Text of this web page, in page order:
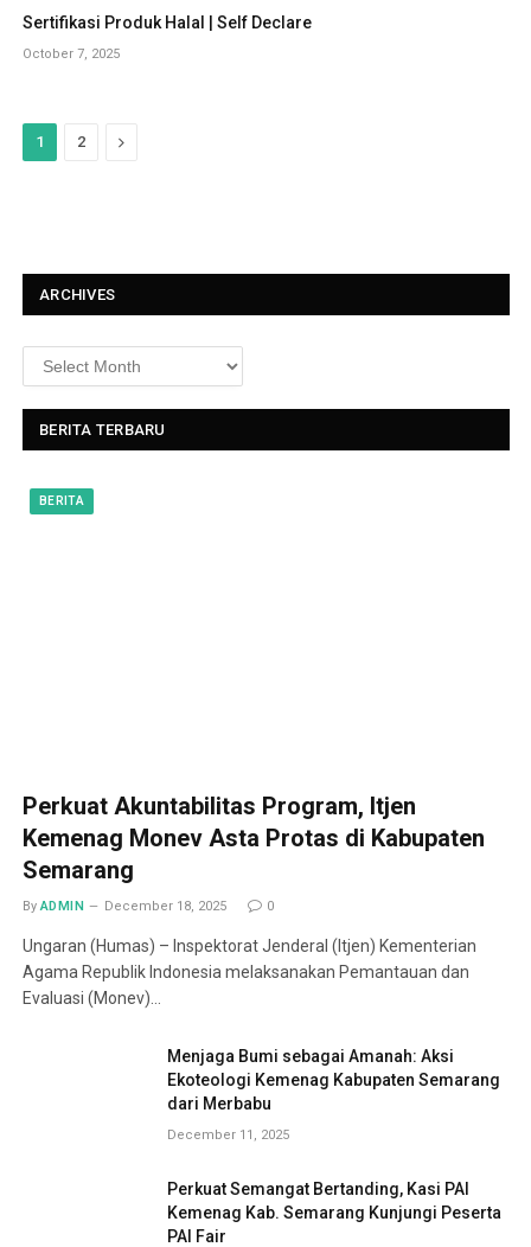
Sertifikasi Produk Halal | Self Declare
October 7, 2025
1 2
N
ARCHIVES
BERITA TERBARU
BERITA
Perkuat Akuntabilitas Program, Itjen
Kemenag Monev Asta Protas di Kabupaten
Semarang
By ADMIN December 18, 2025 0
Ungaran (Humas) – Inspektorat Jenderal (Itjen) Kementerian
Agama Republik Indonesia melaksanakan Pemantauan dan
Evaluasi (Monev)…
Menjaga Bumi sebagai Amanah: Aksi
Ekoteologi Kemenag Kabupaten Semarang
dari Merbabu
December 11, 2025
Perkuat Semangat Bertanding, Kasi PAI
Kemenag Kab. Semarang Kunjungi Peserta
PAI Fair